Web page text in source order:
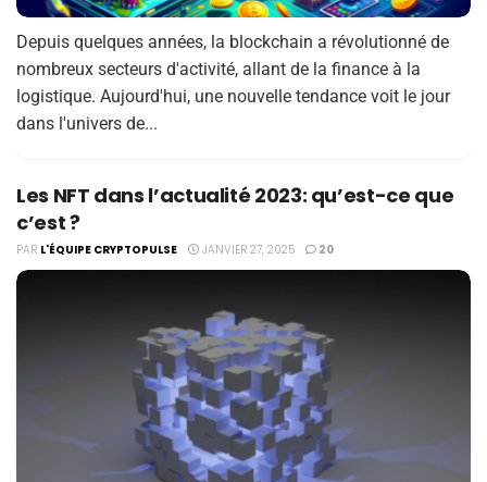
Depuis quelques années, la blockchain a révolutionné de
nombreux secteurs d'activité, allant de la finance à la
logistique. Aujourd'hui, une nouvelle tendance voit le jour
dans l'univers de...
Les NFT dans l’actualité 2023: qu’est-ce que
c’est ?
PAR L'ÉQUIPE CRYPTOPULSE JANVIER 27, 2025 20